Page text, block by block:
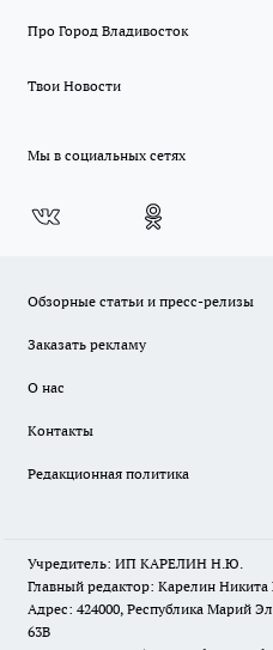
Про Город Владивосток
Твои Новости
Мы в социальных сетях
Обзорные статьи и пресс-релизы
Заказать рекламу
О нас
Контакты
Редакционная политика
Учредитель: ИП КАРЕЛИН Н.Ю.
Главный редактор: Карелин
Адрес: 424000, Республика Марий
63В